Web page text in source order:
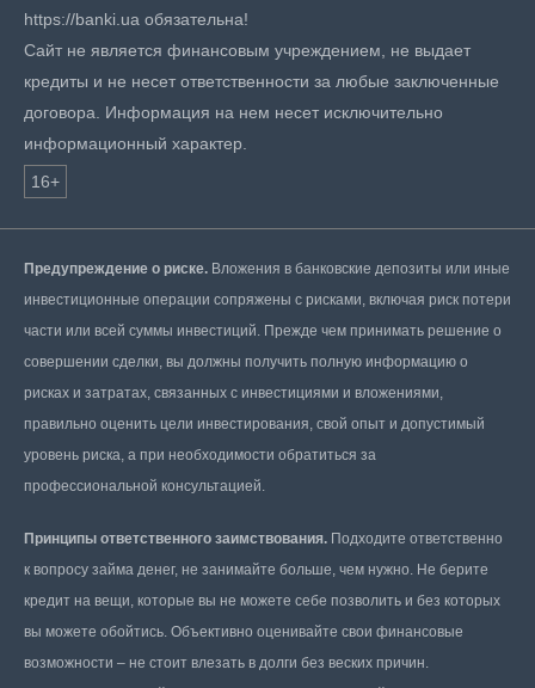
https://banki.ua обязательна!
Сайт не является финансовым учреждением, не выдает
кредиты и не несет ответственности за любые заключенные
договора. Информация на нем несет исключительно
информационный характер.
16+
Предупреждение о риске. Вложения в банковские депозиты или иные
инвестиционные операции сопряжены с рисками, включая риск потери
части или всей суммы инвестиций. Прежде чем принимать решение о
совершении сделки, вы должны получить полную информацию о
рисках и затратах, связанных с инвестициями и вложениями,
правильно оценить цели инвестирования, свой опыт и допустимый
уровень риска, а при необходимости обратиться за
профессиональной консультацией.
Принципы ответственного заимствования. Подходите ответственно
к вопросу займа денег, не занимайте больше, чем нужно. Не берите
кредит на вещи, которые вы не можете себе позволить и без которых
вы можете обойтись. Объективно оценивайте свои финансовые
возможности – не стоит влезать в долги без веских причин.